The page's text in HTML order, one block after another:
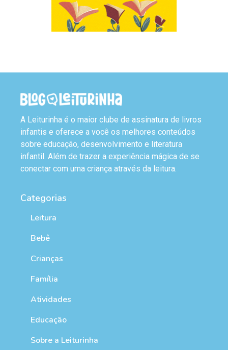
A Leiturinha é o maior clube de assinatura de livros
infantis e oferece a você os melhores conteúdos
sobre educação, desenvolvimento e literatura
infantil. Além de trazer a experiência mágica de se
conectar com uma criança através da leitura.
Categorias
Leitura
Bebê
Crianças
Família
Atividades
Educação
Sobre a Leiturinha